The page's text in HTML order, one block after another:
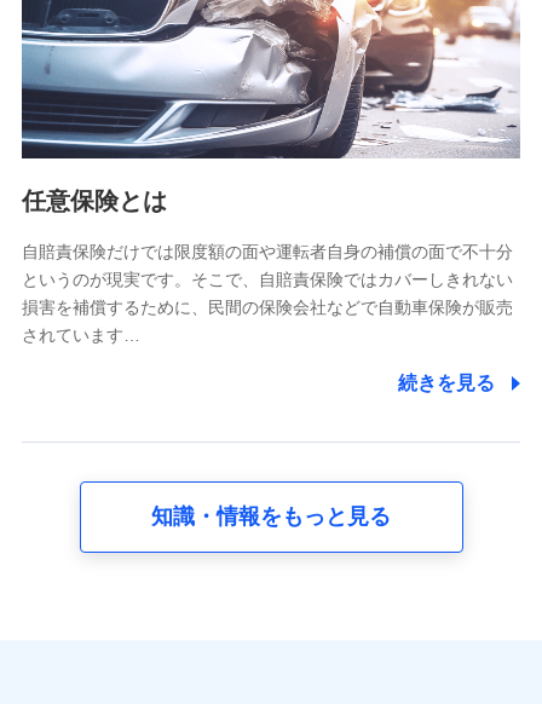
基本情報
氏名、電話番号、メールアドレス、お客さまの識別子、
属性、連絡先、dポイントサービスのご利用に関する情
報。例として、dポイントカード番号、性別、年齢、家族
構成、住所、dポイント残高、dポイント利用履歴などが
含まれます。
当社又は株式会社NTTドコモが提供する各種サービスな
又は株式会社NTTドコモが提供する各種サービスのご契
約状態・ご利用履歴インターネット利用時の行動に関す
る情報、アプリケーション利用時の行動に関する情報、
購入されたサービスや商品の名称・購入場所・決済に関
する情報、アンケートの回答に関する情報などが含まれ
の内容、保険料、保険料のお支払方法、車のメーカーや
走行距離などの情報、建物の構造や築年数などの情報、
任意保険とは
自賠責保険だけでは限度額の面や運転者自身の補償の面で不十分
というのが現実です。そこで、自賠責保険ではカバーしきれない
損害を補償するために、民間の保険会社などで自動車保険が販売
されています…
続きを見る
知識・情報をもっと見る